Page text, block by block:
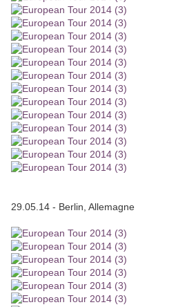
29.05.14 - Berlin, Allemagne